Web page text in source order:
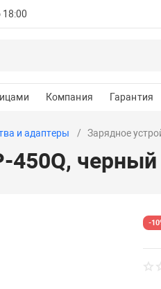
18:00
Компания Гарантия
и адаптеры Зарядное
450Q, черный
-